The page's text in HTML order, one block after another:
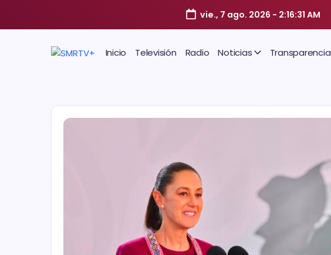
vie., 7 ago. 2026- 2:16:32 AM
Inicio Televisión Radio Noticias Transparencia